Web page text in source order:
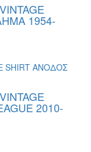
1954-
2010-